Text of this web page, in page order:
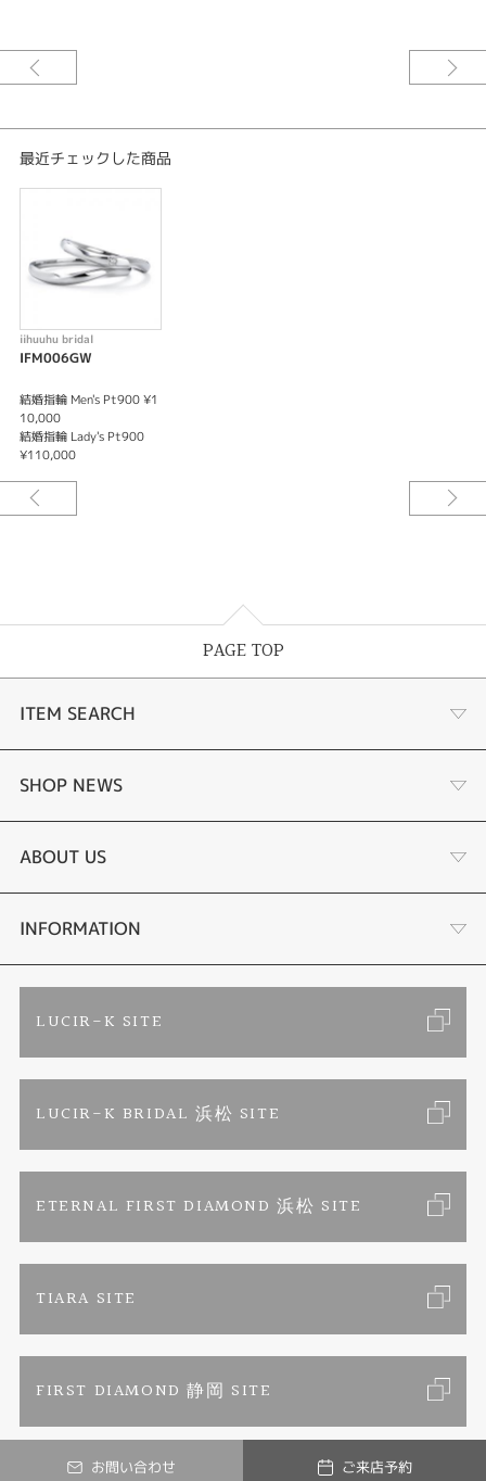
最近チェックした商品
iihuuhu bridal
IFM006GW
結婚指輪 Men's Pt900 ¥1
10,000
結婚指輪 Lady's Pt900
¥110,000
お問い合わせ ご来店予約
PAGE TOP
ITEM SEARCH
婚約指輪 結婚指輪
ラボグロウンダイヤモンド婚約指輪
手作り結婚指輪
手作りペアリング
カラー発色ジュエリー
パーマネントジュエリー
SHOP NEWS
商品一覧
ブランドリスト
リフォーム
ABOUT US
店舗情報・会社概要
お問い合わせ
INFORMATION
LUCIR-K SITE
LUCIR-K BRIDAL 浜松 SITE
ETERNAL FIRST DIAMOND 浜松 SITE
TIARA SITE
FIRST DIAMOND 静岡 SITE
© ETERNAL FIRST DIAMOND. All Rights Reserved.